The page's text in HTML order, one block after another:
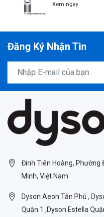
Xem ngay
Đăng Ký Nhận Tin
Đinh Tiên Hoàng, Phường
Minh, Việt Nam
Dyson Aeon Tân Phú ,
Quận 1 ,Dyson Estella